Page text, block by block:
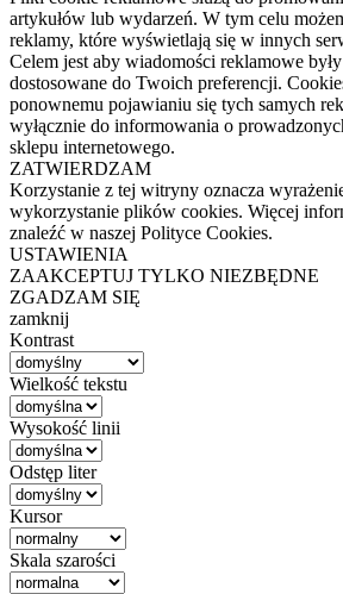
artykułów lub wydarzeń. W tym celu
reklamy, które wyświetlają się w innych
Celem jest aby wiadomości reklamowe
dostosowane do Twoich preferencji.
ponownemu pojawianiu się tych samych
wyłącznie do informowania o
sklepu internetowego.
ZATWIERDZAM
Korzystanie z tej witryny oznacza
wykorzystanie plików cookies. Więcej
znaleźć w naszej Polityce Cookies.
USTAWIENIA
ZAAKCEPTUJ TYLKO NIEZBĘDNE
ZGADZAM SIĘ
zamknij
Kontrast
Wielkość tekstu
Wysokość linii
Odstęp liter
Kursor
Skala szarości